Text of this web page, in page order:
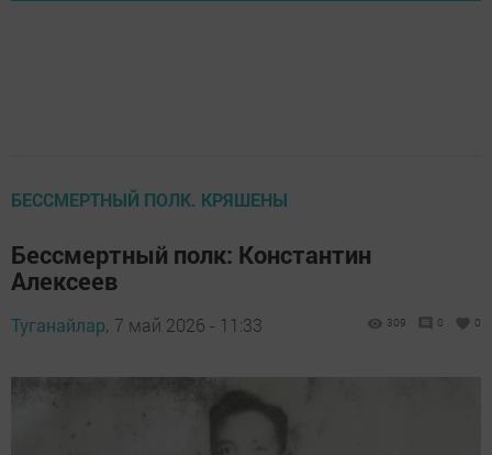
БЕССМЕРТНЫЙ ПОЛК. КРЯШЕНЫ
Бессмертный полк: Константин
Алексеев
Туганайлар, 7 май 2026 - 11:33 309 0 0